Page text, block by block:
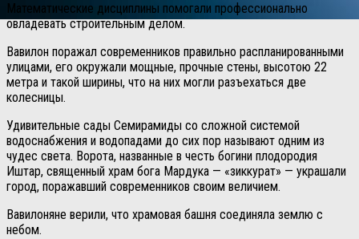
Математические дисциплины помогали профессионально
овладевать строительным делом.
Вавилон поражал современников правильно распланированными
улицами, его окружали мощные, прочные стены, высотою 22
метра и такой ширины, что на них могли разъехаться две
колесницы.
Удивительные сады Семирамиды со сложной системой
водоснабжения и водопадами до сих пор называют одним из
чудес света. Ворота, названные в честь богини плодородия
Иштар, священный храм бога Мардука — «зиккурат» — украшали
город, поражавший современников своим величием.
Вавилоняне верили, что храмовая башня соединяла землю с
небом.